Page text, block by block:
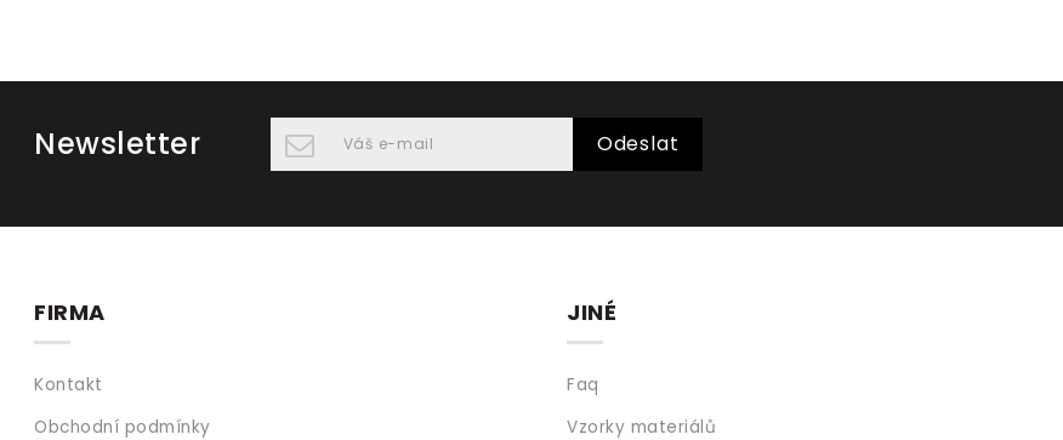
Newsletter Odeslat
FIRMA
Kontakt
Obchodní podmínky
JINÉ
Faq
Vzorky materiálů